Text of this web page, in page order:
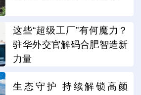
这些“超级工厂”有何魔力？
驻华外交官解码合肥智造新
力量
生态守护 持续解锁高颜